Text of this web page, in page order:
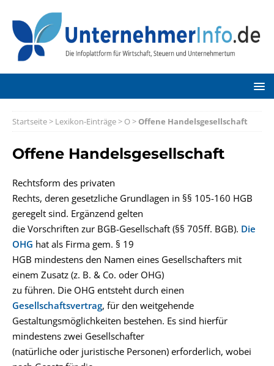
Startseite> Lexikon-Einträge> O>Offene Handelsgesellschaft
Offene Handelsgesellschaft
Rechtsform des privaten
Rechts, deren gesetzliche Grundlagen in §§ 105-160 HGB
geregelt sind. Ergänzend gelten
die Vorschriften zur BGB-Gesellschaft (§§ 705ff. BGB). Die
OHG hat als Firma gem. § 19
HGB mindestens den Namen eines Gesellschafters mit
einem Zusatz (z. B. & Co. oder OHG)
zu führen. Die OHG entsteht durch einen
Gesellschaftsvertrag, für den weitgehende
Gestaltungsmöglichkeiten bestehen. Es sind hierfür
mindestens zwei Gesellschafter
(natürliche oder juristische Personen) erforderlich, wobei